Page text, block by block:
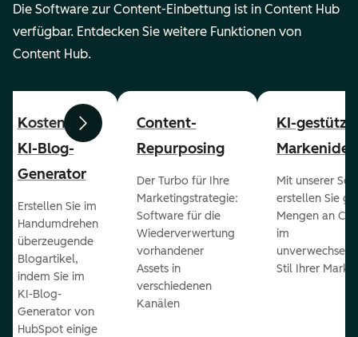
Die Software zur Content-Einbettung ist in Content Hub
verfügbar. Entdecken Sie weitere Funktionen von
Content Hub.
ZurückWeiter
Kostenloser
KI-Blog-
Generator
Erstellen Sie im
Handumdrehen
überzeugende
Blogartikel,
indem Sie im
KI-Blog-
Generator von
HubSpot einige
Content-
Repurposing
Der Turbo für Ihre
Marketingstrategie:
Software für die
Wiederverwertung
vorhandener
Assets in
verschiedenen
Kanälen
KI-
Mit unserer
erstellen Sie
Mengen an
im
Stil Ihrer Marke.